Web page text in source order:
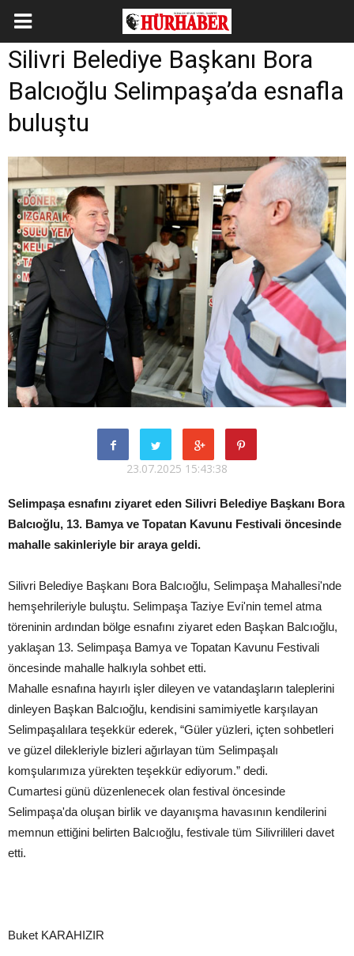
Silivri Belediye Başkanı Bora
Balcıoğlu Selimpaşa’da esnafla
buluştu
23.07.2025 15:43:38
Selimpaşa esnafını ziyaret eden Silivri Belediye Başkanı Bora
Balcıoğlu, 13. Bamya ve Topatan Kavunu Festivali öncesinde
mahalle sakinleriyle bir araya geldi.
Silivri Belediye Başkanı Bora Balcıoğlu, Selimpaşa Mahallesi'nde
hemşehrileriyle buluştu. Selimpaşa Taziye Evi'nin temel atma
töreninin ardından bölge esnafını ziyaret eden Başkan Balcıoğlu,
yaklaşan 13. Selimpaşa Bamya ve Topatan Kavunu Festivali
öncesinde mahalle halkıyla sohbet etti.
Mahalle esnafına hayırlı işler dileyen ve vatandaşların taleplerini
dinleyen Başkan Balcıoğlu, kendisini samimiyetle karşılayan
Selimpaşalılara teşekkür ederek, “Güler yüzleri, içten sohbetleri
ve güzel dilekleriyle bizleri ağırlayan tüm Selimpaşalı
komşularımıza yürekten teşekkür ediyorum.” dedi.
Cumartesi günü düzenlenecek olan festival öncesinde
Selimpaşa'da oluşan birlik ve dayanışma havasının kendilerini
memnun ettiğini belirten Balcıoğlu, festivale tüm Silivrilileri davet
etti.
Buket KARAHIZIR